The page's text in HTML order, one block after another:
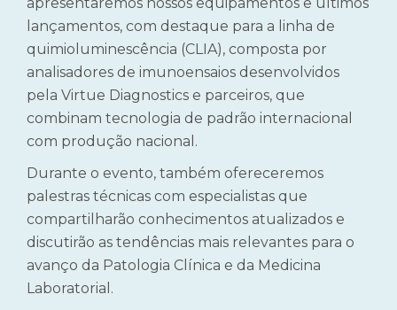
lançamentos, com destaque para a linha de
quimioluminescência (CLIA), composta por
analisadores de imunoensaios desenvolvidos
pela Virtue Diagnostics e parceiros, que
combinam tecnologia de padrão internacional
com produção nacional.
Durante o evento, também ofereceremos
palestras técnicas com especialistas que
compartilharão conhecimentos atualizados e
discutirão as tendências mais relevantes para o
avanço da Patologia Clínica e da Medicina
Laboratorial.